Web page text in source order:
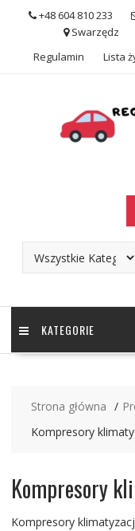
+48 604 810 233
Swarzędz
Regulamin
Lista
KATEGORIE
Strona główna
Kompresory
Kompresory
Kompresory